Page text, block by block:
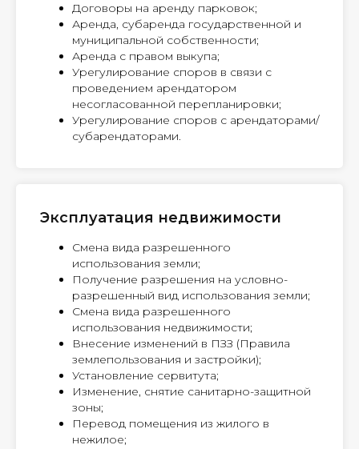
Договоры на аренду парковок;
Аренда, субаренда государственной и
муниципальной собственности;
Аренда с правом выкупа;
Урегулирование споров в связи с
проведением арендатором
несогласованной перепланировки;
Урегулирование споров с арендаторами/
субарендаторами.
Эксплуатация недвижимости
Смена вида разрешенного
использования земли;
Получение разрешения на условно-
разрешенный вид использования земли;
Смена вида разрешенного
использования недвижимости;
Внесение изменений в ПЗЗ (Правила
землепользования и застройки);
Установление сервитута;
Изменение, снятие санитарно-защитной
зоны;
Перевод помещения из жилого в
нежилое;